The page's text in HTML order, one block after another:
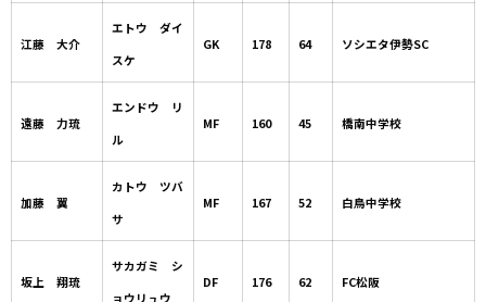
江藤 大介
エトウ ダイ
スケ
GK 178 64 ソシエタ伊勢SC
遠藤 力琉
エンドウ リ
ル
MF 160 45 橋南中学校
加藤 翼
カトウ ツバ
サ
MF 167 52 白鳥中学校
坂上 翔琉
サカガミ シ
ョウリュウ
DF 176 62 FC松阪